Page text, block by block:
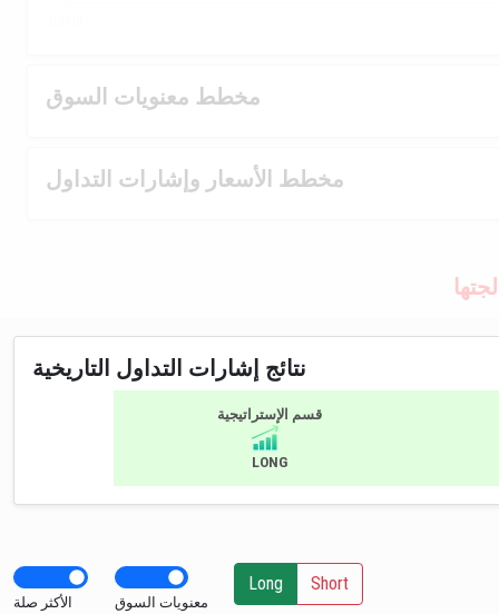
مخطط معنويات السوق
مخطط الأسعار وإشارات التداول
نتائج إشارات التداول التاريخية
قسم الإستراتيجية
LONG
الأكثر صلة معنويات السوق
Long Short